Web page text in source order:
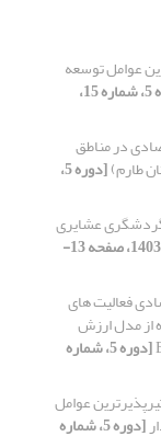
عوامل توسعه
[دوره 5، شماره 15،
در مناطق
طارم) [دوره 5،
عشایری
[دوره 5، شماره 17، 1403، صفحه 13-
فعالیت های
از مدل ارزش
[دوره 5، شماره
عوامل
[دوره 5، شماره